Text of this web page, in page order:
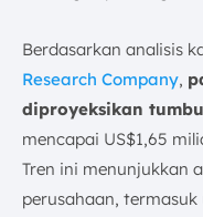
Berdasarkan analisis
Research Company,
diproyeksikan
mencapai US$1,65
Tren ini menunjukkan
perusahaan,